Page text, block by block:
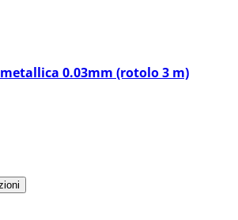
diretti.0.03mm (rotolo 3 m)